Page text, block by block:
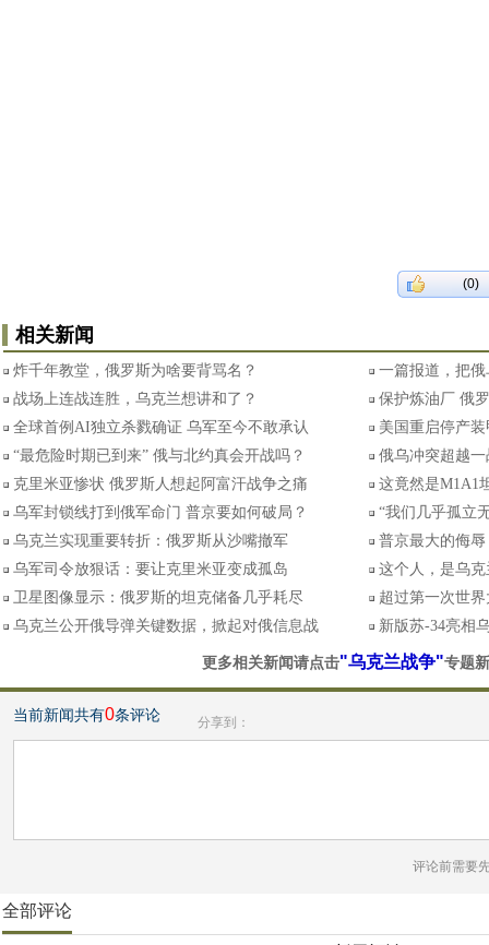
(0)
相关新闻
炸千年教堂，俄罗斯为啥要背骂名？
一篇报道，把
战场上连战连胜，乌克兰想讲和了？
保护炼油厂 俄
全球首例AI独立杀戮确证 乌军至今不敢承认
美国重启停产
“最危险时期已到来” 俄与北约真会开战吗？
俄乌冲突超越
克里米亚惨状 俄罗斯人想起阿富汗战争之痛
这竟然是M1A1
乌军封锁线打到俄军命门 普京要如何破局？
“我们几乎孤立
乌克兰实现重要转折：俄罗斯从沙嘴撤军
普京最大的侮
乌军司令放狠话：要让克里米亚变成孤岛
这个人，是乌
卫星图像显示：俄罗斯的坦克储备几乎耗尽
超过第一次世
乌克兰公开俄导弹关键数据，掀起对俄信息战
新版苏-34亮相
更多相关新闻请点击"乌克兰战争"专题
当前新闻共有0条评论 分享到：
评论前需要
全部评论